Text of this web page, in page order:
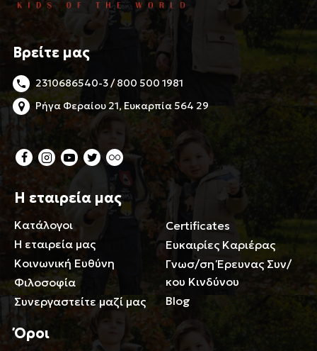
Βρείτε μας
2310686540-3 / 800 500 1981
Ρήγα Φεραίου 21, Ευκαρπία 564 29
Η εταιρεία μας
Κατάλογοι
Η εταιρεία μας
Κοινωνική Ευθύνη
Φιλοσοφία
Συνεργαστείτε μαζί μας
Certificates
Ευκαιρίες Καριέρας
Γνωσ/ση Έρευνας Συν/
κου Κινδύνου
Blog
Όροι